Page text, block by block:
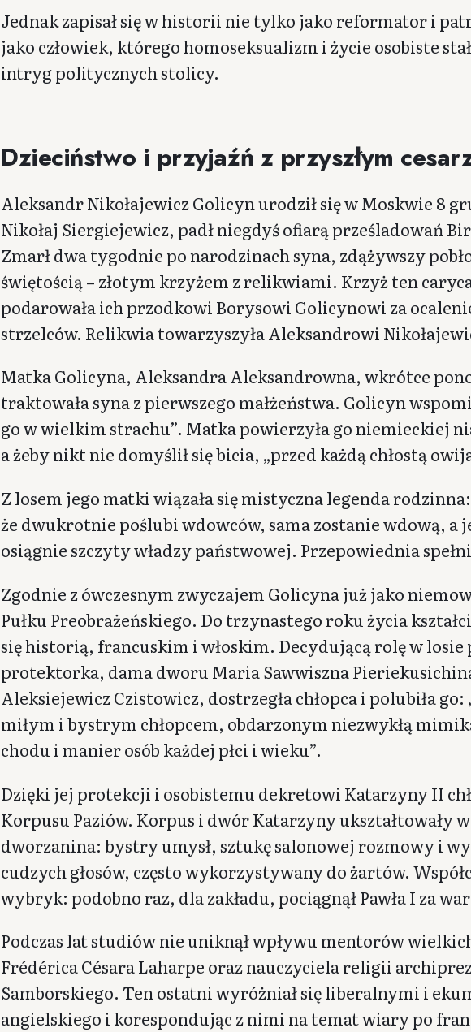
Jednak zapisał się w historii nie tylko jako reformator i
jako człowiek, którego homoseksualizm i życie osobiste
intryg politycznych stolicy.
Dzieciństwo i przyjaźń z przyszłym
Aleksandr Nikołajewicz Golicyn urodził się w Moskwie 8
Nikołaj Siergiejewicz, padł niegdyś ofiarą prześladowań
Zmarł dwa tygodnie po narodzinach syna, zdążywszy
świętością – złotym krzyżem z relikwiami. Krzyż ten
podarowała ich przodkowi Borysowi Golicynowi za
strzelców. Relikwia towarzyszyła Aleksandrowi
Matka Golicyna, Aleksandra Aleksandrowna, wkrótce
traktowała syna z pierwszego małżeństwa. Golicyn
go w wielkim strachu”. Matka powierzyła go niemieckiej
a żeby nikt nie domyślił się bicia, „przed każdą chłostą
Z losem jego matki wiązała się mistyczna legenda
że dwukrotnie poślubi wdowców, sama zostanie wdową, a
osiągnie szczyty władzy państwowej. Przepowiednia
Zgodnie z ówczesnym zwyczajem Golicyna już jako
Pułku Preobrażeńskiego. Do trzynastego roku życia
się historią, francuskim i włoskim. Decydującą rolę w losie
protektorka, dama dworu Maria Sawwiszna
Aleksiejewicz Czistowicz, dostrzegła chłopca i polubiła
miłym i bystrym chłopcem, obdarzonym niezwykłą
chodu i manier osób każdej płci i wieku”.
Dzięki jej protekcji i osobistemu dekretowi Katarzyny II
Korpusu Paziów. Korpus i dwór Katarzyny ukształtowały
dworzanina: bystry umysł, sztukę salonowej rozmowy i
cudzych głosów, często wykorzystywany do żartów.
wybryk: podobno raz, dla zakładu, pociągnął Pawła I za
Podczas lat studiów nie uniknął wpływu mentorów
Frédérica Césara Laharpe oraz nauczyciela religii
Samborskiego. Ten ostatni wyróżniał się liberalnymi i
angielskiego i korespondując z nimi na temat wiary po